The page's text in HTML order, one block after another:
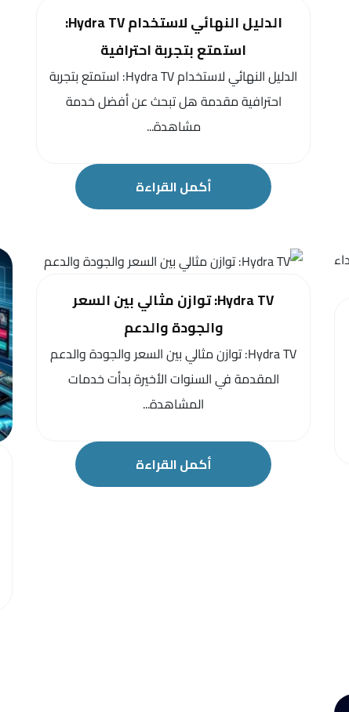
الدليل النهائي لاستخدام Hydra TV:
استمتع بتجربة احترافية
الدليل النهائي لاستخدام Hydra TV: استمتع بتجربة
احترافية مقدمة هل تبحث عن أفضل خدمة
مشاهدة...
أكمل القراءة
Hydra TV: توازن مثالي بين السعر
والجودة والدعم
Hydra TV: توازن مثالي بين السعر والجودة والدعم
المقدمة في السنوات الأخيرة بدأت خدمات
المشاهدة...
أكمل القراءة